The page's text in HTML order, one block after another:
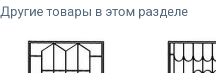
Другие товары в этом разделе